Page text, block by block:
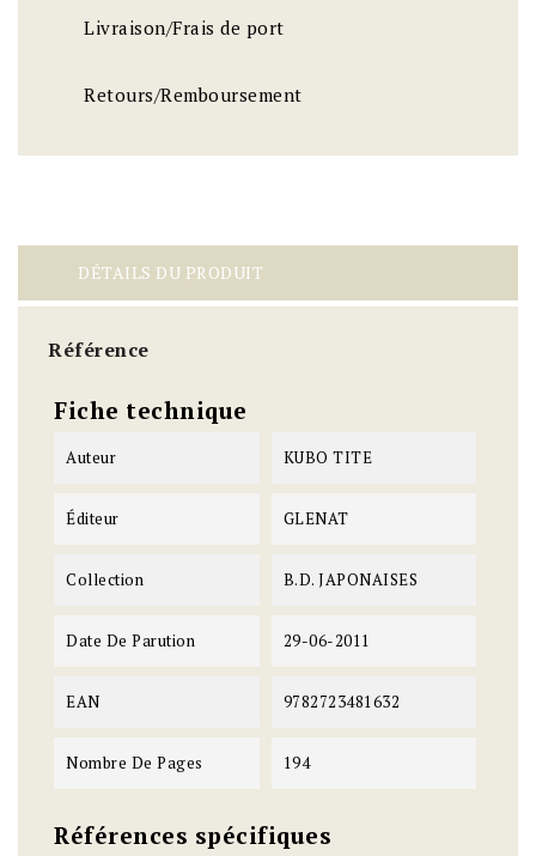
Livraison/Frais de port
Retours/Remboursement
DÉTAILS DU PRODUIT
Référence
Fiche technique
Auteur KUBO TITE
Éditeur GLENAT
Collection B.D. JAPONAISES
Date De Parution 29-06-2011
EAN 9782723481632
Nombre De Pages 194
Références spécifiques